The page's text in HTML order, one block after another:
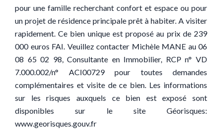
pour une famille recherchant confort et espace ou pour
un projet de résidence principale prêt à habiter. A visiter
rapidement. Ce bien unique est proposé au prix de 239
000 euros FAI. Veuillez contacter Michèle MANE au 06
08 65 02 98, Consultante en Immobilier, RCP n° VD
7.000.002/n° ACI00729 pour toutes demandes
complémentaires et visite de ce bien. Les informations
sur les risques auxquels ce bien est exposé sont
disponibles sur le site Géorisques:
www.georisques.gouv.fr